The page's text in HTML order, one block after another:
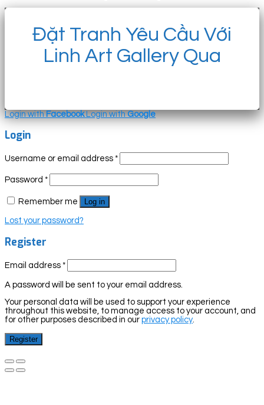
Đặt Tranh Yêu Cầu Với
Linh Art Gallery Qua
Login withFacebook Login withGoogle
Login
Username or email address *
Password *
Remember me Log in
Lost your password?
Register
Email address *
A password will be sent to your email address.
Your personal data will be used to support your experience
throughout this website, to manage access to your account, and
for other purposes described in our privacy policy.
Register